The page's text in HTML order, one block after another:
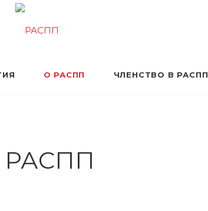
О РАСПП ЧЛЕНСТВО В РАСПП
РАСПП